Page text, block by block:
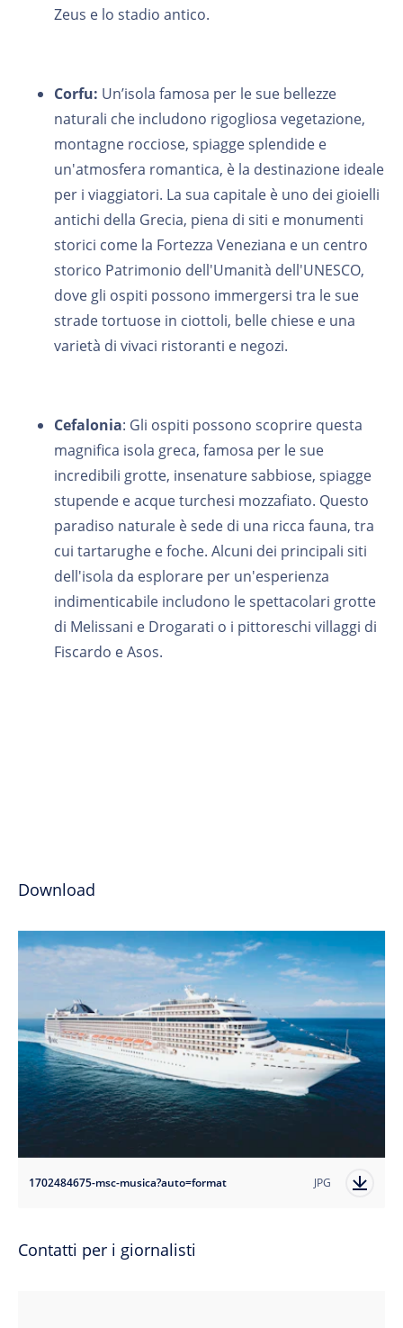
Zeus e lo stadio antico.
Corfu: Un’isola famosa per le sue bellezze
naturali che includono rigogliosa vegetazione,
montagne rocciose, spiagge splendide e
un'atmosfera romantica, è la destinazione ideale
per i viaggiatori. La sua capitale è uno dei gioielli
antichi della Grecia, piena di siti e monumenti
storici come la Fortezza Veneziana e un centro
storico Patrimonio dell'Umanità dell'UNESCO,
dove gli ospiti possono immergersi tra le sue
strade tortuose in ciottoli, belle chiese e una
varietà di vivaci ristoranti e negozi.
Cefalonia: Gli ospiti possono scoprire questa
magnifica isola greca, famosa per le sue
incredibili grotte, insenature sabbiose, spiagge
stupende e acque turchesi mozzafiato. Questo
paradiso naturale è sede di una ricca fauna, tra
cui tartarughe e foche. Alcuni dei principali siti
dell'isola da esplorare per un'esperienza
indimenticabile includono le spettacolari grotte
di Melissani e Drogarati o i pittoreschi villaggi di
Fiscardo e Asos.
Download
1702484675-msc-musica?auto=format JPG
Contatti per i giornalisti